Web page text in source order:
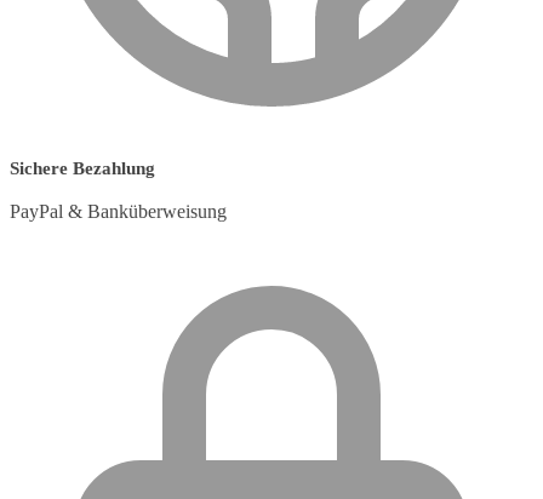
Sichere Bezahlung
PayPal & Banküberweisung